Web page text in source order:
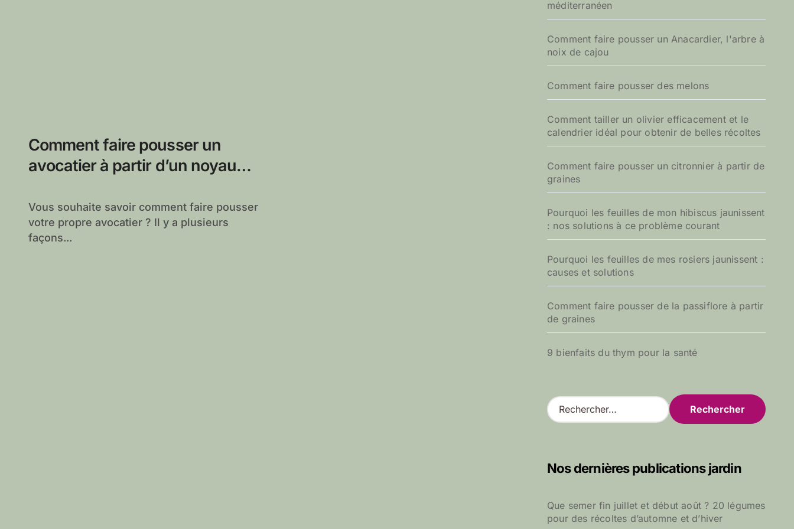
Comment faire pousser un
avocatier à partir d’un noyau
Vous souhaite savoir comment faire pousser
votre propre avocatier ? Il y a plusieurs
façons...
méditerranéen
Comment faire pousser un Anacardier, l'arbre à
noix de cajou
Comment faire pousser des melons
Comment tailler un olivier efficacement et le
calendrier idéal pour obtenir de belles récoltes
Comment faire pousser un citronnier à partir de
graines
Pourquoi les feuilles de mon hibiscus jaunissent
: nos solutions à ce problème courant
Pourquoi les feuilles de mes rosiers jaunissent :
causes et solutions
Comment faire pousser de la passiflore à partir
de graines
9 bienfaits du thym pour la santé
R
e
r
e
r
Nos dernières publications jardin
Que semer fin juillet et début août ? 20 légumes
pour des récoltes d’automne et d’hiver